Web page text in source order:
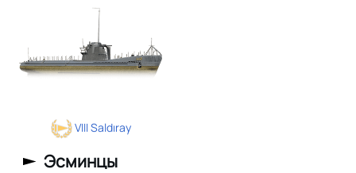
VIII Saldıray
Эсминцы